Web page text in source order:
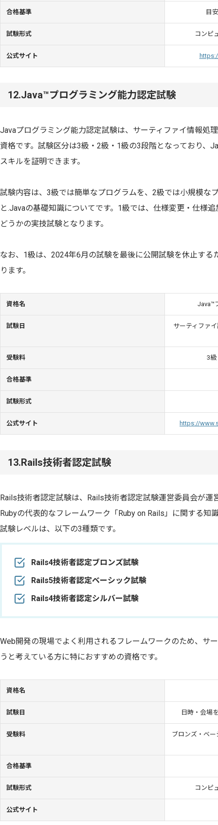
合格基準 目
試験形式 コンピ
公式サイト
12.Java™プログラミング能力認定試験
Javaプログラミング能力認定試験は、サーティファイ情報処
資格です。試験区分は3級・2級・1級の3段階となっており、
スキルを証明できます。
試験内容は、3級では簡単なプログラムを、2級では小規模な
と.Javaの基礎知識についてです。1級では、仕様変更・仕様
どうかの実技試験となります。
なお、1級は、2024年6月の試験を最後に公開試験を休止する
ります。
資格名 Java™
試験日 サーティファ
受験料 3級
合格基準
試験形式
公式サイト https://
13.Rails技術者認定試験
Rails技術者認定試験は、Rails技術者認定試験運営委員会が運
Rubyの代表的なフレームワーク「Ruby on Rails」に関する知
試験レベルは、以下の3種類です。
Rails4技術者認定ブロンズ試験
Rails5技術者認定ベーシック試験
Rails4技術者認定シルバー試験
Web開発の現場でよく利用されるフレームワークのため、サ
うと考えている方に特におすすめの資格です。
資格名
試験日 日時・会場
受験料 ブロンズ・ベ
合格基準
試験形式 コンピ
公式サイト